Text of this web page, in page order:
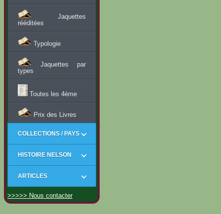
Jaquettes
rééditées
Typologie
Jaquettes par
types
Toutes les 4ème
Prix des Livres
COLLECTIONS / PAYS
HISTOIRE NELSON
ARTICLES
>>>>> Nous contacter